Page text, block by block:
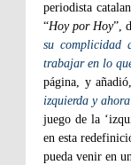
periodista
“Hoy por Hoy”,
su complicidad
trabajar en lo
página, y
izquierda y
juego de la
en esta
pueda venir en